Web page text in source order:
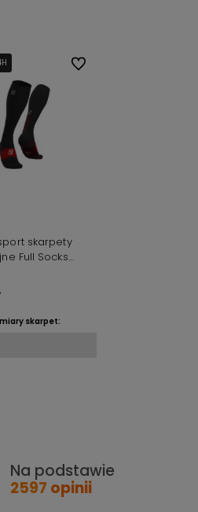
skarpety
Full Socks
skarpet:
Do ulubionych
Na podstawie
2597 opinii